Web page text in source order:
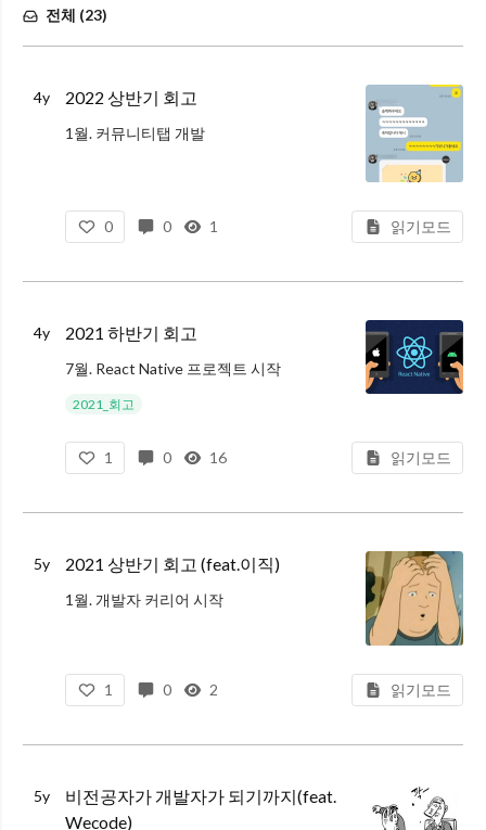
전체 (23)
4y 2022 상반기 회고
1월. 커뮤니티탭 개발
리텐션율을
0 0 1 읽기모드
4y 2021 하반기 회고
7월. React Native 프로젝트 시작
회사에서 React Native를 기반으로 로보어드바이저 자산관리 앱을 만드는 데 투입되었다.
이 때 Gitlab에서
2021_회고
1 0 16 읽기모드
5y 2021 상반기 회고 (feat.이직)
1월. 개발자 커리어 시작
이게 내가 알던 리액트가 맞나 하면서 멘붕에 빠졌다
1 0 2 읽기모드
5y
비전공자가 개발자가 되기까지(feat.
Wecode)